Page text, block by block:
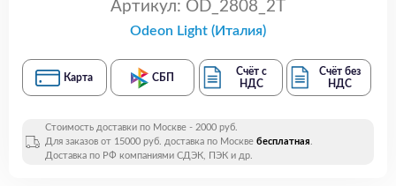
Артикул: OD_2808_2T
Odeon Light (Италия)
Карта СБП
Счёт с
НДС
Счёт без
НДС
Стоимость доставки по Москве - 2000 руб.
Для заказов от 15000 руб. доставка по Москве бесплатная.
Доставка по РФ компаниями СДЭК, ПЭК и др.